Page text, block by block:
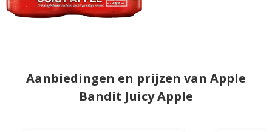
Aanbiedingen en prijzen van Apple
Bandit Juicy Apple